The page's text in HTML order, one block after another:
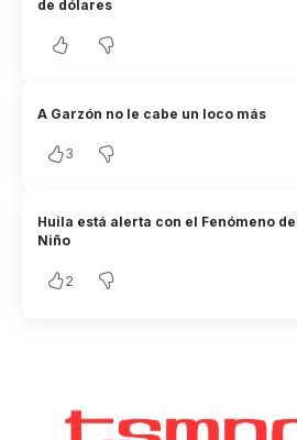
de dólares
A Garzón no le cabe un loco más
3
Huila está alerta con el Fenómeno
Niño
2